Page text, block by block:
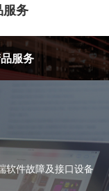
务
服务
软件故障及接口设备